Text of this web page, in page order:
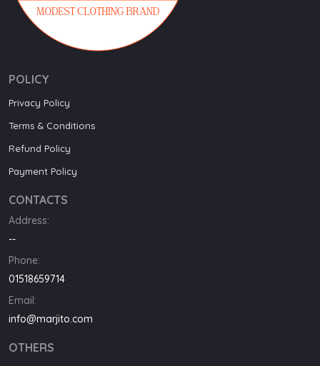
POLICY
Privacy Policy
Terms & Conditions
Refund Policy
Payment Policy
CONTACTS
Address:
--
Phone:
01518659714
Email:
info@marjito.com
OTHERS